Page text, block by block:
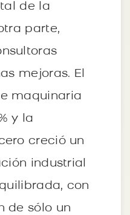
de la
parte,
mejoras. El
maquinaria
y la
creció un
industrial
con
de sólo un